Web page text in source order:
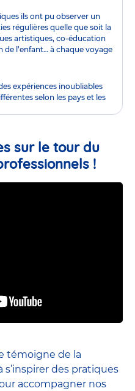
ils ont pu observer un
régulières quelle que soit la
artistiques, co-éducation
de l’enfant… à chaque voyage
expériences inoubliables
selon les pays et les
sur le tour du
!
témoigne de la
des pratiques
accompagner nos